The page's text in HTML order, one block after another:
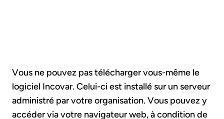
Vous ne pouvez pas télécharger vous-même le
logiciel Incovar. Celui-ci est installé sur un serveur
administré par votre organisation. Vous pouvez y
accéder via votre navigateur web, à condition de